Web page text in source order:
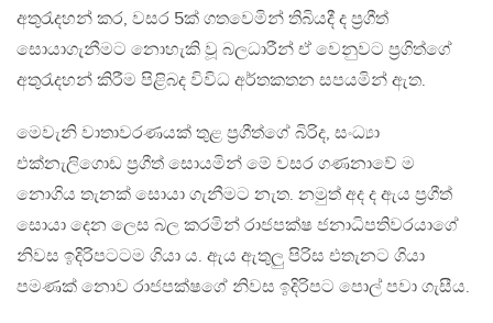
අතුරැදහන් කර, වසර 5ක් ගතවෙමින් තිබියදී ද ප්‍රගීත්
සොයාගැනීමට නොහැකි වූ බලධාරීන් ඒ වෙනුවට ප්‍රගිත්ගේ
අතුරැදහන් කිරීම පිළිබද විවිධ අර්තකතන සපයමින් ඇත.
මෙවැනි වාතාවරණයක් තුළ ප්‍රගීත්ගේ බිරිද, සංධ්‍යා
එක්නැලිගොඩ ප්‍රගීත් සොයමින් මේ වසර ගණනාවේ ම
නොගිය තැනක් සොයා ගැනීමට නැත. නමුත් අද ද ඇය ප්‍රගීත්
සොයා දෙන ලෙස බල කරමින් රාජපක්ෂ ජනාධිපතිවරයාගේ
නිවස ඉදිරිපටටම ගියා ය. ඇය ඇතුලු පිරිස එතැනට ගියා
පමණක් නොව රාජපක්ෂගේ නිවස ඉදිරිපට පොල් පවා ගැසීය.